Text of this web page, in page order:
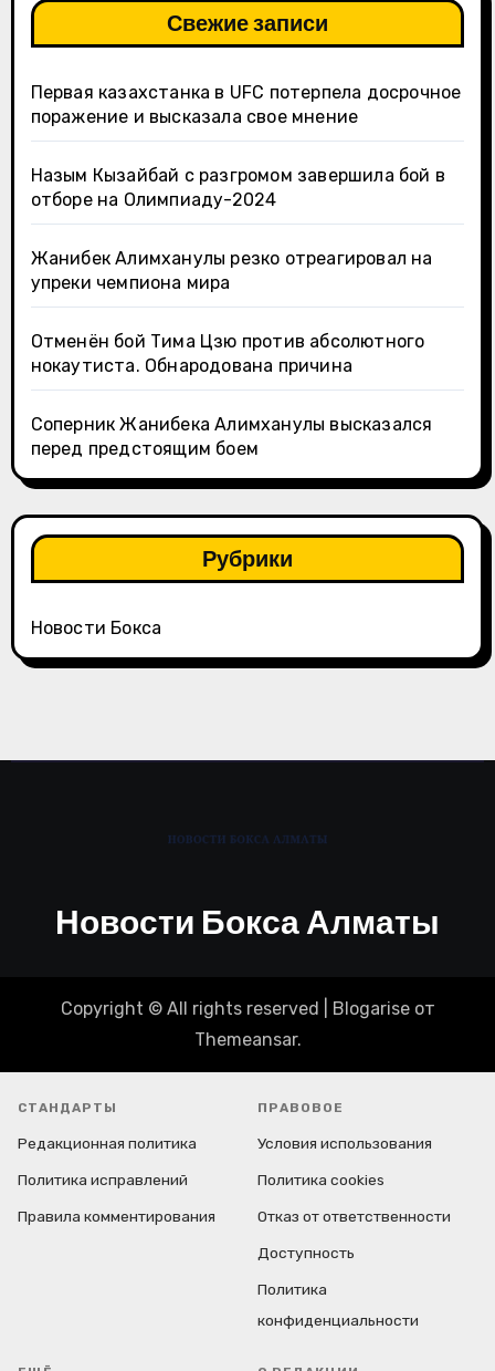
Свежие записи
Первая казахстанка в UFC потерпела досрочное
поражение и высказала свое мнение
Назым Кызайбай с разгромом завершила бой в
отборе на Олимпиаду-2024
Жанибек Алимханулы резко отреагировал на
упреки чемпиона мира
Отменён бой Тима Цзю против абсолютного
нокаутиста. Обнародована причина
Соперник Жанибека Алимханулы высказался
перед предстоящим боем
Рубрики
Новости Бокса
Новости Бокса Алматы
Copyright © All rights reserved Blogariseот
Themeansar.
СТАНДАРТЫ
Редакционная политика
Политика исправлений
Правила комментирования
ПРАВОВОЕ
Условия использования
Политика cookies
Отказ от ответственности
Доступность
Политика
конфиденциальности